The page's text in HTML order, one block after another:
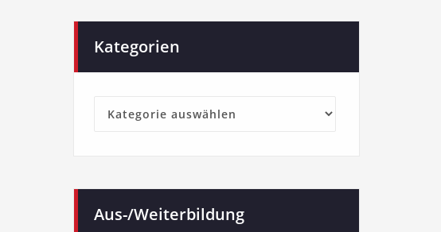
Kategorien
Kategorien
Aus-/Weiterbildung